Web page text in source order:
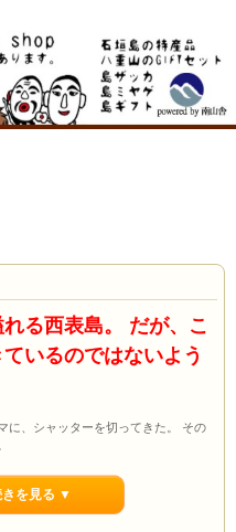
る西表島。 だが、こ
いるのではないよう
、シャッターを切ってきた。 その
ているように見えた。
を少しずつ変えていけるのだと思
く。（佐藤大史）
を見る ▼